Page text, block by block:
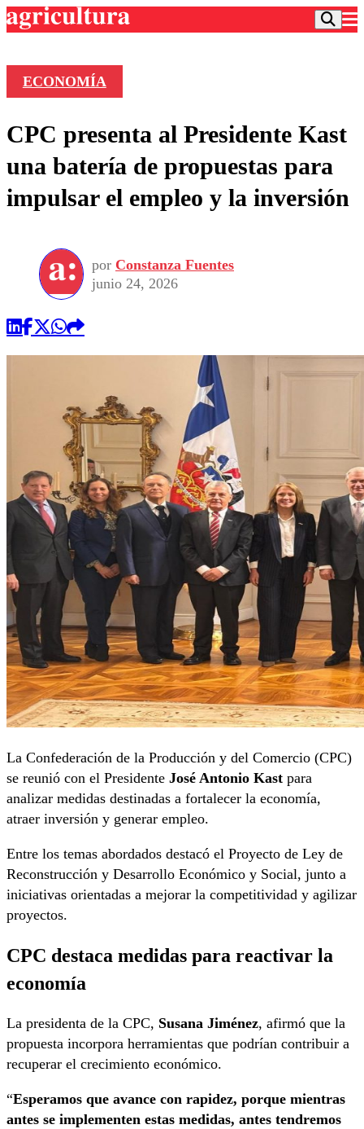
Frecuencias
Agricultura TV
Deportes
Colo Colo
Seleccion Chilena
Torneo Internacional
Universidad de Chile
Entretención
Economía
Internacional
Sustentabilidad
Publicaciones en medios
Opinión
ECONOMÍA
CPC presenta al Presidente Kast
una batería de propuestas para
impulsar el empleo y la inversión
por Constanza Fuentes
junio 24, 2026
La Confederación de la Producción y del Comercio (CPC)
se reunió con el Presidente José Antonio Kast para
analizar medidas destinadas a fortalecer la economía,
atraer inversión y generar empleo.
Entre los temas abordados destacó el Proyecto de Ley de
Reconstrucción y Desarrollo Económico y Social, junto a
iniciativas orientadas a mejorar la competitividad y agilizar
proyectos.
CPC destaca medidas para reactivar la
economía
La presidenta de la CPC, Susana Jiménez, afirmó que la
propuesta incorpora herramientas que podrían contribuir a
recuperar el crecimiento económico.
“Esperamos que avance con rapidez, porque mientras
antes se implementen estas medidas, antes tendremos